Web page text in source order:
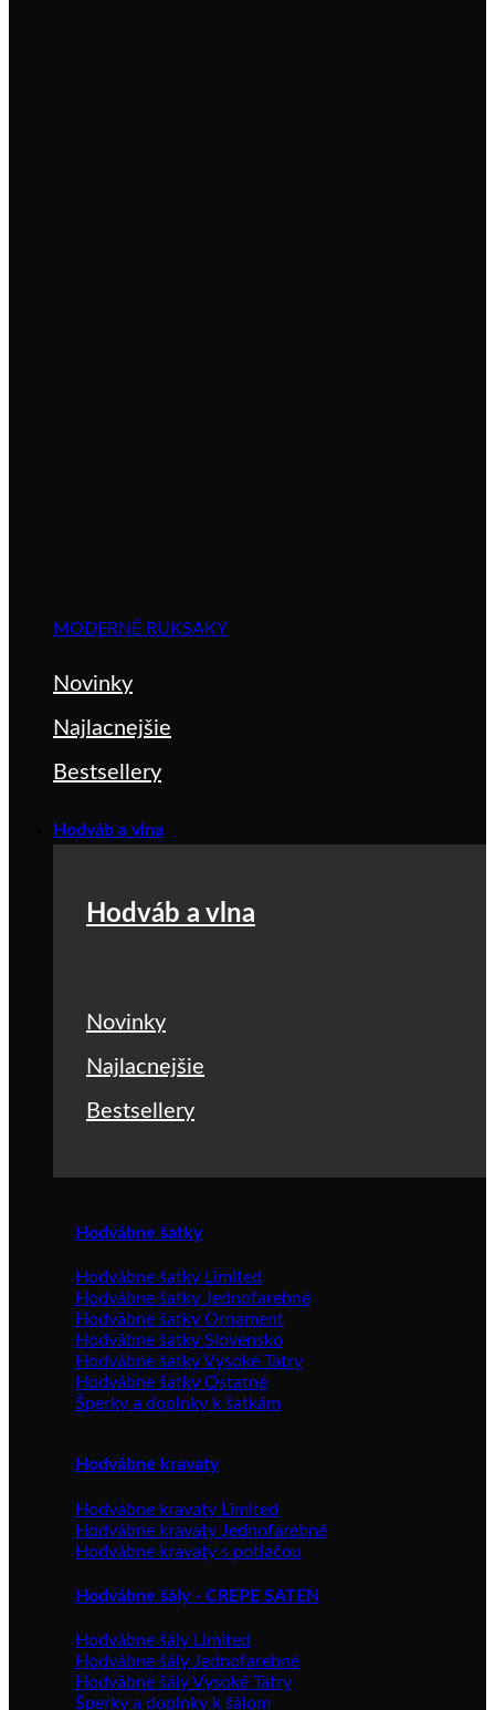
MODERNÉ RUKSAKY
Novinky
Najlacnejšie
Bestsellery
Hodváb a vlna
Hodváb a vlna
Novinky
Najlacnejšie
Bestsellery
Hodvábne šatky
Hodvábne šatky Limited
Hodvábne šatky Jednofarebné
Hodvábne šatky Ornament
Hodvábne šatky Slovensko
Hodvábne šatky Vysoké Tatry
Hodvábne šatky Ostatné
Šperky a doplnky k šatkám
Hodvábne kravaty
Hodvábne kravaty Limited
Hodvábne kravaty Jednofarebné
Hodvábne kravaty s potlačou
Hodvábne šály - CREPE SATEN
Hodvábne šály Limited
Hodvábne šály Jednofarebné
Hodvábne šály Vysoké Tatry
Šperky a doplnky k šálom